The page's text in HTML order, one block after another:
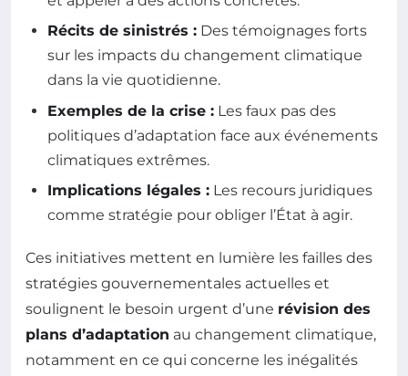
Récits de sinistrés : Des témoignages forts
sur les impacts du changement climatique
dans la vie quotidienne.
Exemples de la crise : Les faux pas des
politiques d’adaptation face aux événements
climatiques extrêmes.
Implications légales : Les recours juridiques
comme stratégie pour obliger l’État à agir.
Ces initiatives mettent en lumière les failles des
stratégies gouvernementales actuelles et
soulignent le besoin urgent d’une révision des
plans d’adaptation au changement climatique,
notamment en ce qui concerne les inégalités